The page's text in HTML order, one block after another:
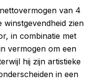
van 4
winstgevendheid zien
in combinatie met
vermogen om een
hij zijn artistieke
in een